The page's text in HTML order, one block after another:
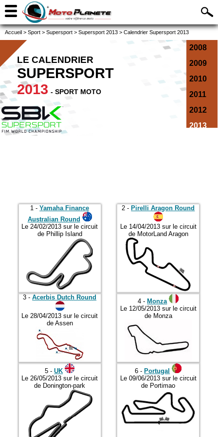
Accueil > Sport > Supersport > Supersport 2013 > Calendrier Supersport 2013
2008
2009
2010
2011
2012
2013
2018
2023
2025
LE CALENDRIER
SUPERSPORT
2013 - SPORT MOTO
1 -Yamaha Finance
Australian Round
Le 24/02/2013 sur le circuit
de Phillip Island
2 -Pirelli Aragon Round
Le 14/04/2013 sur le circuit
de MotorLand Aragon
3 -Acerbis Dutch Round
Le 28/04/2013 sur le circuit
de Assen
4 -Monza
Le 12/05/2013 sur le circuit
de Monza
5 -UK
Le 26/05/2013 sur le circuit
de Donington-park
6 -Portugal
Le 09/06/2013 sur le circuit
de Portimao